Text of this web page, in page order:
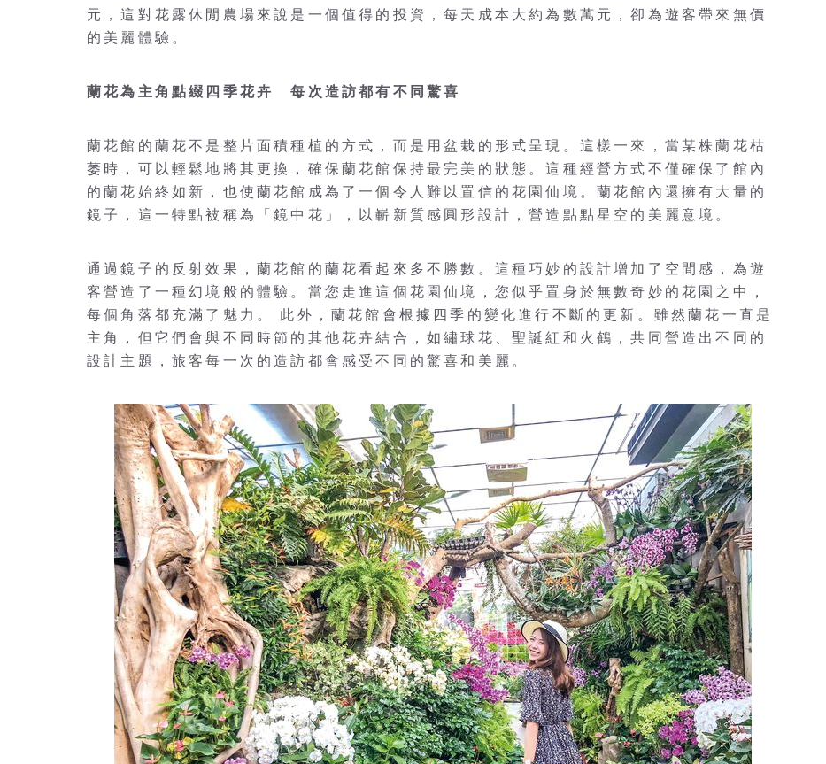
元，這對花露休閒農場來說是一個值得的投資，每天成本大約為數萬元，卻為遊客帶來無價
的美麗體驗。
蘭花為主角點綴四季花卉 每次造訪都有不同驚喜
蘭花館的蘭花不是整片面積種植的方式，而是用盆栽的形式呈現。這樣一來，當某株蘭花枯
萎時，可以輕鬆地將其更換，確保蘭花館保持最完美的狀態。這種經營方式不僅確保了館內
的蘭花始終如新，也使蘭花館成為了一個令人難以置信的花園仙境。蘭花館內還擁有大量的
鏡子，這一特點被稱為「鏡中花」，以嶄新質感圓形設計，營造點點星空的美麗意境。
通過鏡子的反射效果，蘭花館的蘭花看起來多不勝數。這種巧妙的設計增加了空間感，為遊
客營造了一種幻境般的體驗。當您走進這個花園仙境，您似乎置身於無數奇妙的花園之中，
每個角落都充滿了魅力。 此外，蘭花館會根據四季的變化進行不斷的更新。雖然蘭花一直是
主角，但它們會與不同時節的其他花卉結合，如繡球花、聖誕紅和火鶴，共同營造出不同的
設計主題，旅客每一次的造訪都會感受不同的驚喜和美麗。